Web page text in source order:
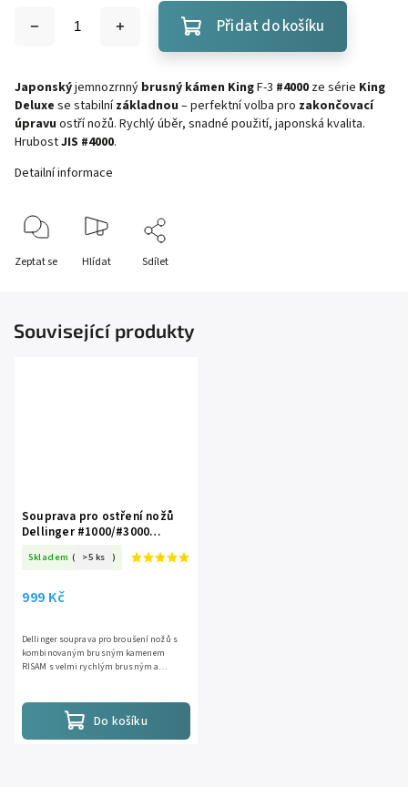
Přidat do košíku
Japonskýjemnozrnný brusný kámen KingF-3 #4000 ze série King
Deluxe se stabilnízákladnou – perfektní volba pro zakončovací
úpravu ostří nožů. Rychlý úběr, snadné použití, japonská kvalita.
HrubostJIS #4000.
Detailní informace
Zeptat se Hlídat Sdílet
Související produkty
Souprava pro ostření nožů
Dellinger #1000/#3000
kámen, stojánek a vodítko
Skladem ( >5 ks )
999 Kč
Do košíku
Dellinger souprava pro broušení nožů s
kombinovaným brusným kamenem
RISAM s velmi rychlým brusným a
udržení úhlu...